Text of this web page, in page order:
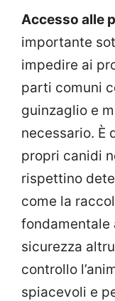
Accesso alle
importante
impedire ai
parti comuni
guinzaglio e
necessario. È
propri canidi
rispettino
come la
fondamentale
sicurezza
controllo
spiacevoli e